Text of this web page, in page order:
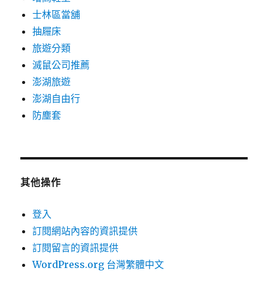
士林區當舖
抽屜床
旅遊分類
滅鼠公司推薦
澎湖旅遊
澎湖自由行
防塵套
其他操作
登入
訂閱網站內容的資訊提供
訂閱留言的資訊提供
WordPress.org 台灣繁體中文